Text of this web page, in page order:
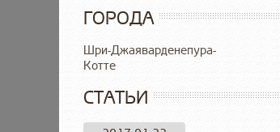
ГОРОДА
Шри-Джаяварденепура-
Котте
СТАТЬИ